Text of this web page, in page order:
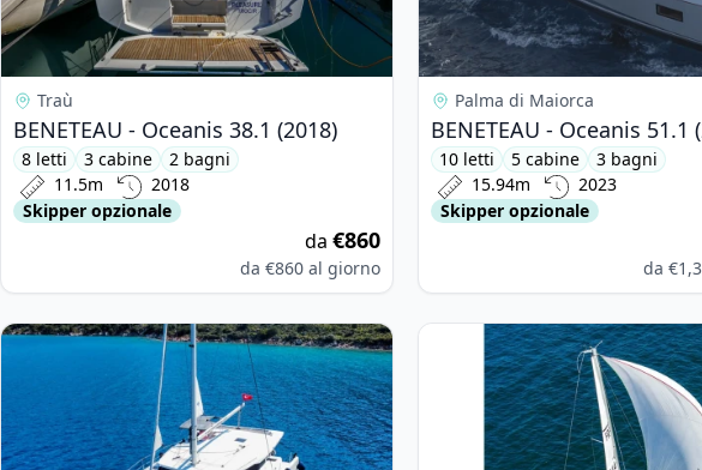
Traù
BENETEAU - Oceanis 38.1 (2018)
8 letti 3 cabine
2 bagni
11.5m
2018
Skipper opzionale
da €860
da €860 al giorno
Palma di Maiorca
BENETEAU - Oceanis 51.1
10 letti 5 cabine
3 bagni
15.94m
2023
Skipper opzionale
da
View details for Fountaine PAJOT - Isla 40 (2022)View details for JEanneau -